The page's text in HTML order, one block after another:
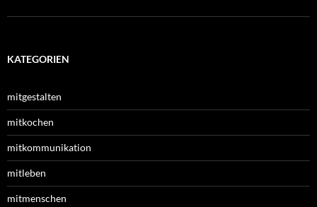
KATEGORIEN
mitgestalten
mitkochen
mitkommunikation
mitleben
mitmenschen